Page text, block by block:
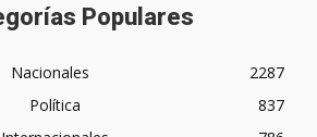
Populares
Nacionales
2287
Política
837